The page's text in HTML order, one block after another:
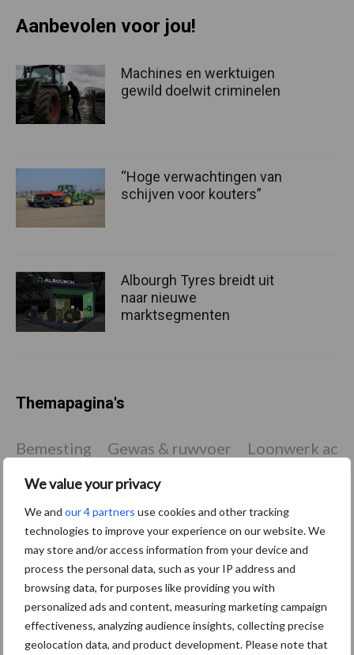
We value your privacy
We and our 4 partners use cookies and other tracking
technologies to improve your experience on our website. We
may store and/or access information from your device and
process the personal data, such as your IP address and
browsing data, for purposes like providing you with
personalized ads and content, measuring marketing campaign
effectiveness, analyzing audience insights, collecting precise
geolocation data, and product development. Please note that
Aanbevolen voor jou!
Machines en werktuigen
gewild doelwit criminelen
“Hoge verwachtingen van
schijven voor kouters”
Albourgh Tyres breidt uit
naar nieuwe
marktsegmenten
Themapagina's
Bemesting Gewas & ruwvoer Loonwerk
Compost Dierlijke mest
Toon meer